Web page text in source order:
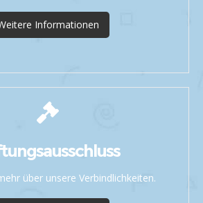
Informationen
über unsere Verbindlichkeiten.